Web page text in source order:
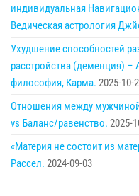
индивидуальная
Ведическая астрология
Ухудшение способностей
расстройства (деменция)
философия, Карма. 2025-10-
Отношения между
vs Баланс/равенство. 2025-
«Материя не состоит из
Рассел. 2024-09-03